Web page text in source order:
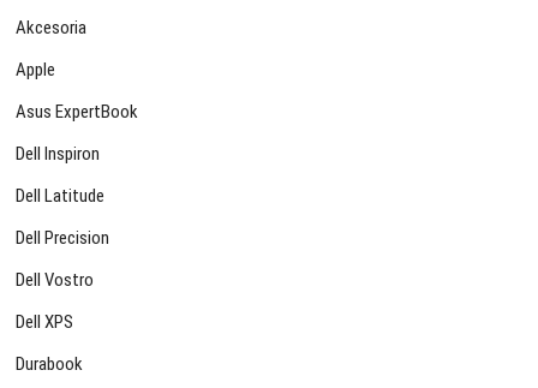
Akcesoria
Apple
Asus ExpertBook
Dell Inspiron
Dell Latitude
Dell Precision
Dell Vostro
Dell XPS
Durabook